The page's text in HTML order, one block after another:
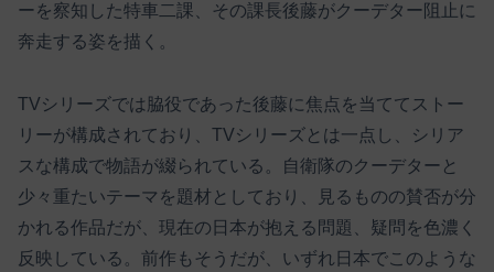
ーを察知した特車二課、その課長後藤がクーデター阻止に
奔走する姿を描く。
TVシリーズでは脇役であった後藤に焦点を当ててストー
リーが構成されており、TVシリーズとは一点し、シリア
スな構成で物語が綴られている。自衛隊のクーデターと
少々重たいテーマを題材としており、見るものの賛否が分
かれる作品だが、現在の日本が抱える問題、疑問を色濃く
反映している。前作もそうだが、いずれ日本でこのような